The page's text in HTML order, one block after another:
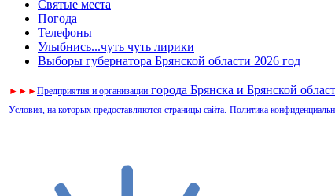
Святые места
Погода
Телефоны
Улыбнись...чуть чуть лирики
Выборы губернатора Брянской области 2026 год
► ► ►Предприятия и организации города Брянска и Брянской
Условия, на которых предоставляются страницы сайта. Политика